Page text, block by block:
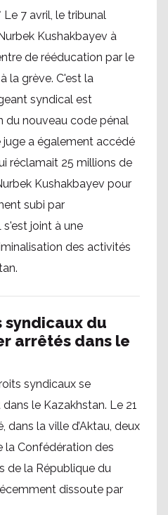
Le 7 avril, le tribunal
Kushakbayev à
de rééducation par le
la grève. C'est la
syndical est
du nouveau code pénal
a également accédé
réclamait 25 millions de
Kushakbayev pour
subi par
s'est joint à une
des activités
syndicaux du
arrêtés dans le
syndicaux se
le Kazakhstan. Le 21
dans la ville d’Aktau, deux
la Confédération des
de la République du
dissoute par